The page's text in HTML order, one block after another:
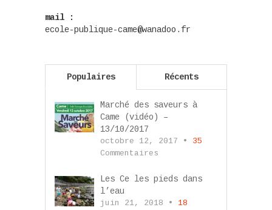
mail :
ecole-publique-came@wanadoo.fr
Populaires Récents
Marché des saveurs à
Came (vidéo) –
13/10/2017
octobre 12, 2017 • 35
Commentaires
Les Ce les pieds dans
l’eau
juin 21, 2018 • 18